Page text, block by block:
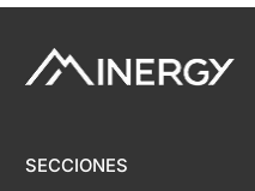
SECCIONES